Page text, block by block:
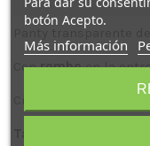
transparente de
Conromboen la
botón Acepto.
Más información